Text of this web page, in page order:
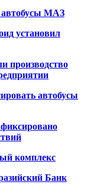
МАЗ
установил
производство
автобусы
комплекс
Банк